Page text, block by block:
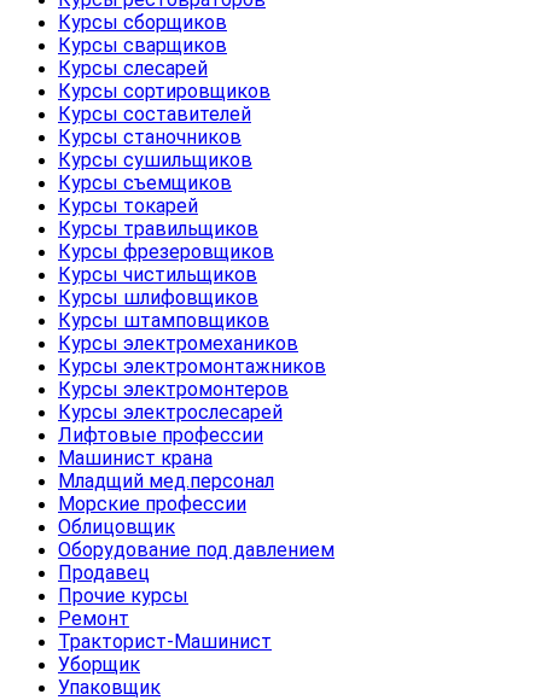
Курсы сборщиков
Курсы сварщиков
Курсы слесарей
Курсы сортировщиков
Курсы составителей
Курсы станочников
Курсы сушильщиков
Курсы съемщиков
Курсы токарей
Курсы травильщиков
Курсы фрезеровщиков
Курсы чистильщиков
Курсы шлифовщиков
Курсы штамповщиков
Курсы электромехаников
Курсы электромонтажников
Курсы электромонтеров
Курсы электрослесарей
Лифтовые профессии
Машинист крана
Младщий мед.персонал
Морские профессии
Облицовщик
Оборудование под давлением
Продавец
Прочие курсы
Ремонт
Тракторист-Машинист
Уборщик
Упаковщик